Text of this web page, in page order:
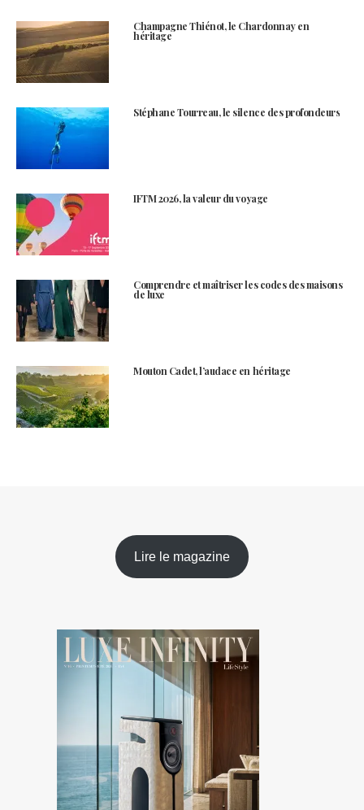
Champagne Thiénot, le Chardonnay en
héritage
Stéphane Tourreau, le silence des profondeurs
IFTM 2026, la valeur du voyage
Comprendre et maîtriser les codes des maisons
de luxe
Mouton Cadet, l’audace en héritage
Lire le magazine